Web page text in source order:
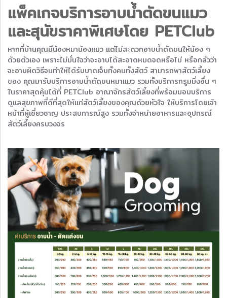
แพ็คเกจบริการอาบน้ำตัดขนแมว
และสุนัขราคาพิเศษโดย PETClub
หากที่บ้านคุณมีน้องหมาน้องแมว แต่ไม่สะดวกอาบน้ำตัดขนให้น้อง ๆ
ด้วยตัวเอง เพราะไม่มั่นใจว่าจะอาบได้สะอาดหมดจดหรือไม่ หรือกลัวว่า
จะอาบผิดวิธีจนทำให้ได้รับบาดเจ็บทั้งคนทั้งสัตว์ สามารถพาสัตว์เลี้ยง
ของ คุณมารับบริการอาบน้ำตัดขนหมาแมว รวมทั้งบริการกรูมมิ่งอื่น ๆ
ในราคาสุดคุ้มได้ที่ PETClub อาณาจักรสัตว์เลี้ยงที่พร้อมมอบบริการ
ดูแลสุขภาพที่ดีที่สุดให้แก่สัตว์เลี้ยงของคุณด้วยหัวใจ ให้บริการโดยเจ้า
หน้าที่ผู้เชี่ยวชาญ ประสบการณ์สูง รวมทั้งจำหน่ายอาหารและอุปกรณ์
สัตว์เลี้ยงครบวงจร